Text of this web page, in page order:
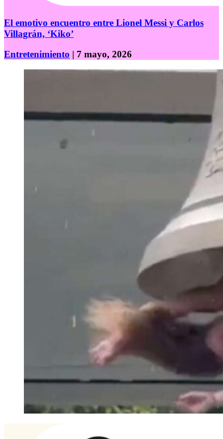
El emotivo encuentro entre Lionel Messi y Carlos
Villagrán, ‘Kiko’
Entretenimiento | 7 mayo, 2026